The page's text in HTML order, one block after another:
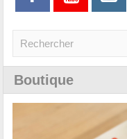
Boutique